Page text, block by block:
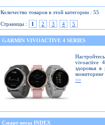
Количество товаров в этой категории : 55
Страницы :
1 2 3 4 5
GARMIN VIVOACTIVE 4 SERIES
vivoactive
здоровья в
>>
Смарт-весы INDEX